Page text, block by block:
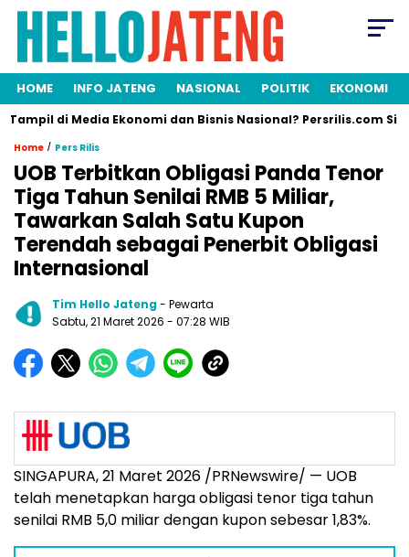
HOME INFO JATENG NASIONAL POLITIK EKONOMI
di Media Ekonomi dan Bisnis Nasional? Persrilis.com Siap
Home / Pers Rilis
UOB Terbitkan Obligasi Panda Tenor
Tiga Tahun Senilai RMB 5 Miliar,
Tawarkan Salah Satu Kupon
Terendah sebagai Penerbit Obligasi
Internasional
Tim Hello Jateng- Pewarta
Sabtu, 21 Maret 2026 - 07:28 WIB
SINGAPURA, 21 Maret 2026 /PRNewswire/ — UOB
telah menetapkan harga obligasi tenor tiga tahun
senilai RMB 5,0 miliar dengan kupon sebesar 1,83%.